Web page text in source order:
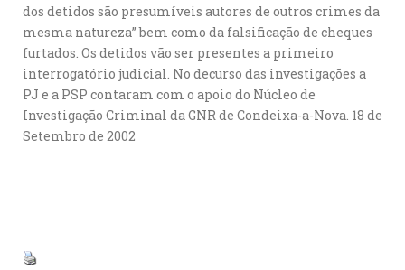
dos detidos são presumíveis autores de outros crimes da
mesma natureza” bem como da falsificação de cheques
furtados. Os detidos vão ser presentes a primeiro
interrogatório judicial. No decurso das investigações a
PJ e a PSP contaram com o apoio do Núcleo de
Investigação Criminal da GNR de Condeixa-a-Nova. 18 de
Setembro de 2002